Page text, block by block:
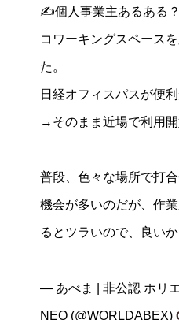
✍個人事業主あるある？
コワーキングスペース
た。
日経オフィスパスが便
→そのまま近場で利用開
普段、色々な場所で打
機会が多いのだが、作
るとツラいので、良いか
— あべま | 非公認 ホリ
NEO (@WORLDABEX)